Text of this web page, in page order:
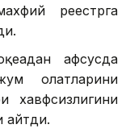
реестрга
афсусда
ҳолатларини
хавфсизлигини
айтди.